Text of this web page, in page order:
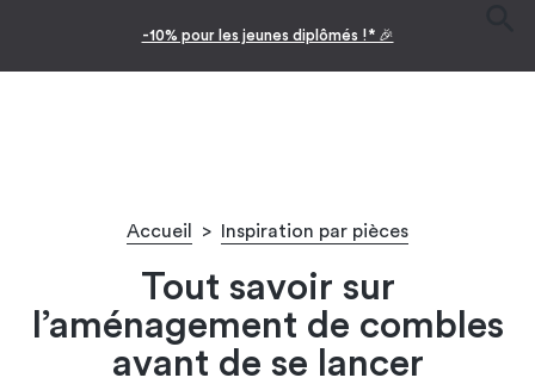
Facilitez vos achats avec le paiement en 10x
Accueil > Inspiration par pièces
Tout savoir sur
l’aménagement de combles
avant de se lancer